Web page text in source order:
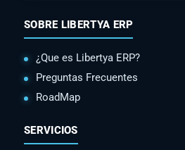
SOBRE LIBERTYA ERP
¿Que es Libertya ERP?
Preguntas Frecuentes
RoadMap
SERVICIOS